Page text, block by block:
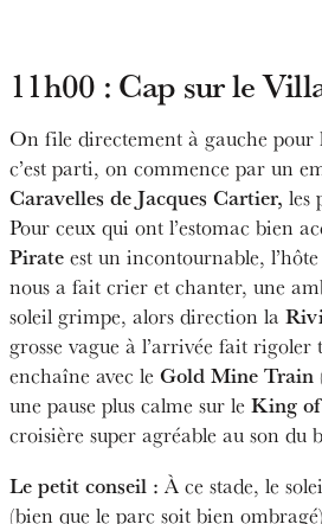
11h00 : Cap sur le
On file directement à gauche pour
c’est parti, on commence par un
Caravelles de Jacques Cartier, les
Pour ceux qui ont l’estomac bien
Pirate est un incontournable,
nous a fait crier et chanter, une
soleil grimpe, alors direction la
grosse vague à l’arrivée fait
enchaîne avec le Gold Mine Train
une pause plus calme sur le King
croisière super agréable au son du
Le petit conseil : À ce stade, le
(bien que le parc soit bien